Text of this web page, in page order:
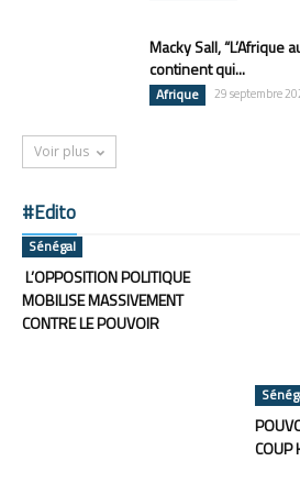
Macky Sall, “L’Afrique
continent qui...
Afrique 29 septembre
Voir plus
#Edito
Sénégal
L’OPPOSITION POLITIQUE
MOBILISE MASSIVEMENT
CONTRE LE POUVOIR
COUP